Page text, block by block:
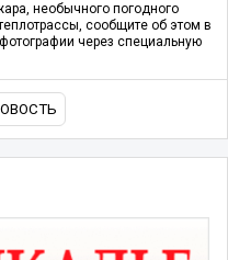
необычного погодного
сообщите об этом в
через специальную